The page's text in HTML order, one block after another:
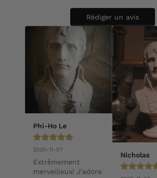
Rédiger un avis
Phi-Ho Le
2020-11-07
Extrêmement
merveilleux! J'adore
Nicholas